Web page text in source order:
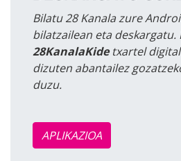
Bilatu 28 Kanala zure
bilatzailean eta deskargatu.
28KanalaKidetxartel
dizuten abantailez
duzu.
APLIKAZIOA